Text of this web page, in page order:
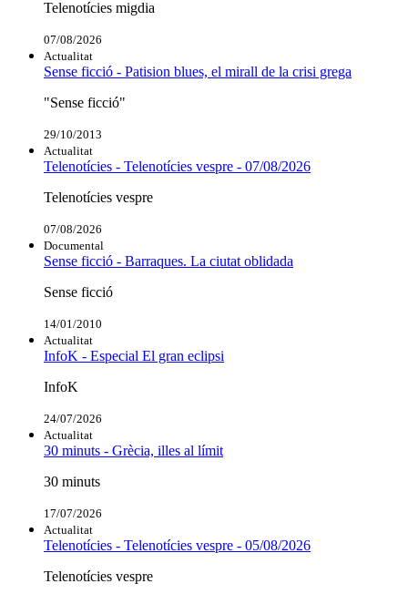
Telenotícies migdia
07/08/2026
Actualitat
Sense ficció - Patision blues, el mirall de la crisi grega
"Sense ficció"
29/10/2013
Actualitat
Telenotícies - Telenotícies vespre - 07/08/2026
Telenotícies vespre
07/08/2026
Documental
Sense ficció - Barraques. La ciutat oblidada
Sense ficció
14/01/2010
Actualitat
InfoK - Especial El gran eclipsi
InfoK
24/07/2026
Actualitat
30 minuts - Grècia, illes al límit
30 minuts
17/07/2026
Actualitat
Telenotícies - Telenotícies vespre - 05/08/2026
Telenotícies vespre